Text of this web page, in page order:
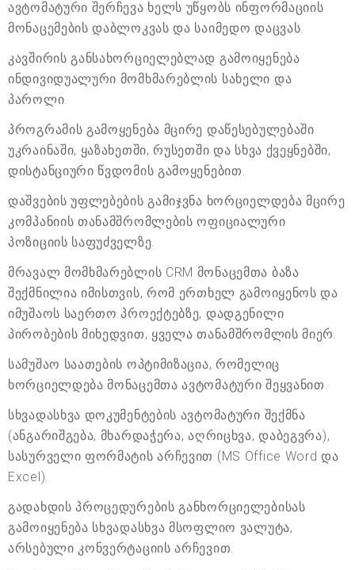
ავტომატური შერჩევა ხელს უწყობს ინფორმაციის
მონაცემების დაბლოკვას და საიმედო დაცვას.
კავშირის განსახორციელებლად გამოიყენება
ინდივიდუალური მომხმარებლის სახელი და
პაროლი.
პროგრამის გამოყენება მცირე დაწესებულებაში
უკრაინაში, ყაზახეთში, რუსეთში და სხვა ქვეყნებში,
დისტანციური წვდომის გამოყენებით.
დაშვების უფლებების გამიჯვნა ხორციელდება მცირე
კომპანიის თანამშრომლების ოფიციალური
პოზიციის საფუძველზე.
მრავალ მომხმარებლის CRM მონაცემთა ბაზა
შექმნილია იმისთვის, რომ ერთხელ გამოიყენოს და
იმუშაოს საერთო პროექტებზე, დადგენილი
პირობების მიხედვით, ყველა თანამშრომლის მიერ.
სამუშაო საათების ოპტიმიზაცია, რომელიც
ხორციელდება მონაცემთა ავტომატური შეყვანით.
სხვადასხვა დოკუმენტების ავტომატური შექმნა
(ანგარიშგება, მხარდაჭერა, აღრიცხვა, დაბეგვრა),
სასურველი ფორმატის არჩევით (MS Office Word და
Excel).
გადახდის პროცედურების განხორციელებისას
გამოიყენება სხვადასხვა მსოფლიო ვალუტა,
არსებული კონვერტაციის არჩევით.